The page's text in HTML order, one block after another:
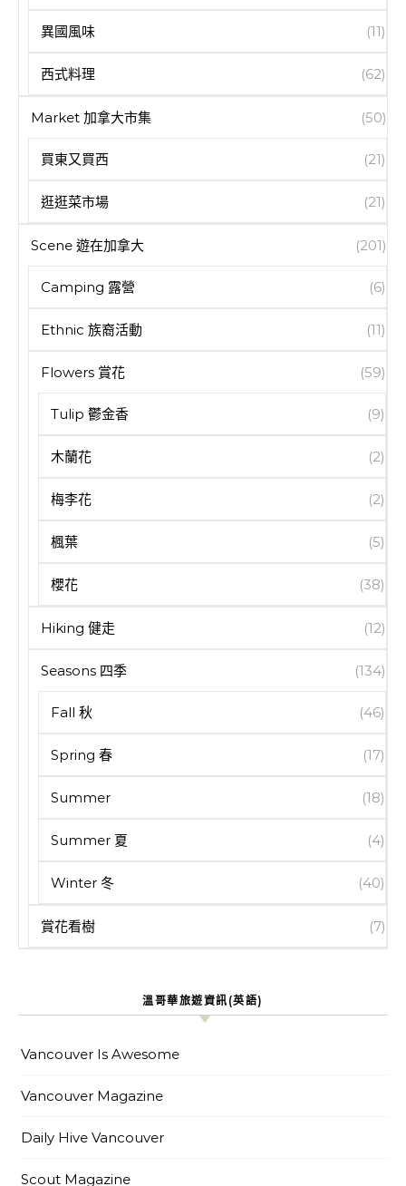
異國風味 (11)
西式料理 (62)
Market 加拿大市集 (50)
買東又買西 (21)
逛逛菜市場 (21)
Scene 遊在加拿大 (201)
Camping 露營 (6)
Ethnic 族裔活動 (11)
Flowers 賞花 (59)
Tulip 鬱金香 (9)
木蘭花 (2)
梅李花 (2)
楓葉 (5)
櫻花 (38)
Hiking 健走 (12)
Seasons 四季 (134)
Fall 秋 (46)
Spring 春 (17)
Summer (18)
Summer 夏 (4)
Winter 冬 (40)
賞花看樹 (7)
溫哥華旅遊資訊(英語)
Vancouver Is Awesome
Vancouver Magazine
Daily Hive Vancouver
Scout Magazine